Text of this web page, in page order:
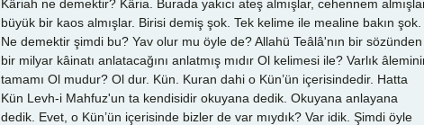
Kâriah ne demektir? Kâria. Burada yakıcı ateş almışlar, cehennem
büyük bir kaos almışlar. Birisi demiş şok. Tek kelime ile mealine bakın şok.
Ne demektir şimdi bu? Yav olur mu öyle de? Allahü Teâlâ'nın bir sözünden
bir milyar kâinatı anlatacağını anlatmış mıdır Ol kelimesi ile? Varlık
tamamı Ol mudur? Ol dur. Kün. Kuran dahi o Kün’ün içerisindedir. Hatta
Kün Levh-i Mahfuz'un ta kendisidir okuyana dedik. Okuyana anlayana
dedik. Evet, o Kün’ün içerisinde bizler de var mıydık? Var idik. Şimdi öyle